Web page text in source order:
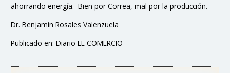
ahorrando energía. Bien por Correa, mal por la producción.
Dr. Benjamín Rosales Valenzuela
Publicado en: Diario EL COMERCIO